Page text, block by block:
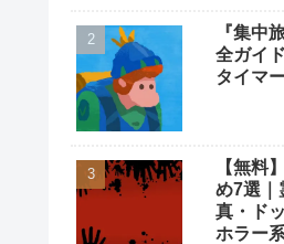
『集中
全ガイ
タイマ
【無料
め7選｜
真・ド
ホラー